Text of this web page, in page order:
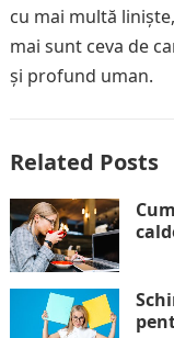
cu mai multă
mai sunt ceva de
și profund uman.
Related Posts